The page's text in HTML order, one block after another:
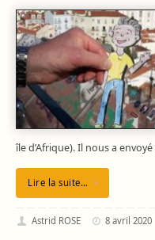
île d’Afrique). Il nous a
Lire la suite…
Astrid ROSE 8 avril 2020